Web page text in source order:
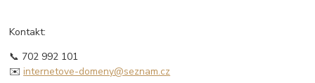
Kontakt:
📞 702 992 101
✉️internetove-domeny@seznam.cz